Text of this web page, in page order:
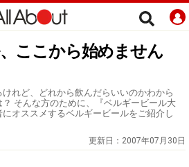
ここから始めません
れど、どれから飲んだらいいのかわから
そんな方のために、『ベルギービール大
オススメするベルギービールをご紹介し
更新日： 2007年07月30日